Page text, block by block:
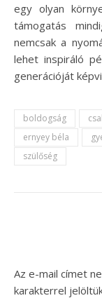
egy olyan
támogatás
nemcsak a
lehet inspiráló
generációját
boldogság
ernyey béla
szülőség
Az e-mail címet
karakterrel